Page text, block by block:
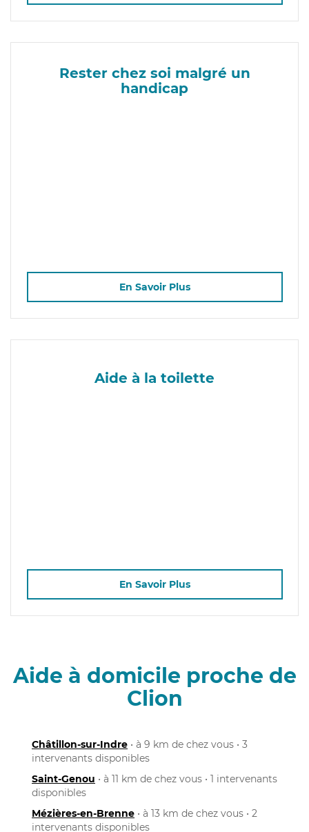
Rester chez soi malgré un
handicap
En Savoir Plus
Aide à la toilette
En Savoir Plus
Aide à domicile proche de
Clion
Châtillon-sur-Indre • à 9 km de chez vous • 3
intervenants disponibles
Saint-Genou • à 11 km de chez vous • 1 intervenants
disponibles
Mézières-en-Brenne • à 13 km de chez vous • 2
intervenants disponibles